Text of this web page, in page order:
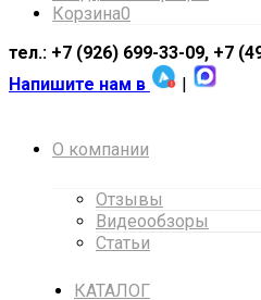
Корзина0
тел.: +7 (926) 699-33-09, +7
Напишите нам в
|
О компании
Отзывы
Видеообзоры
Статьи
КАТАЛОГ